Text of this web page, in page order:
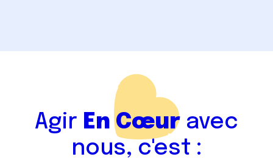
Agir EnCœur avec
nous, c'est :